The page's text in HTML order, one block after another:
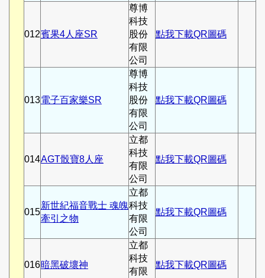
012賓果4人座SR
尊博
科技
股份
有限
公司
點我下載QR圖碼
013電子百家樂SR
尊博
科技
股份
有限
公司
點我下載QR圖碼
014AGT骰寶8人座
立都
科技
有限
公司
點我下載QR圖碼
015
新世紀福音戰士 魂魄
牽引之物
立都
科技
有限
公司
點我下載QR圖碼
016暗黑破壞神
立都
科技
有限
點我下載QR圖碼